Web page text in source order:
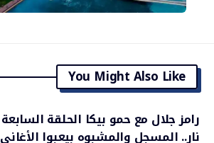
You Might Also Like
رامز جلال مع حمو بيكا الحلقة السابعة
نار.. المسجل والمشبوه بيعبوا الأغاني